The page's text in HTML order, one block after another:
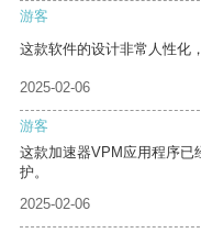
游客
这款软件的设计非常人性化
2025-02-06
游客
这款加速器VPM应用程序已
护。
2025-02-06